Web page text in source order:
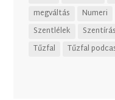
megváltás
Numeri
Szentlélek
Szentírás
Tűzfal
Tűzfal